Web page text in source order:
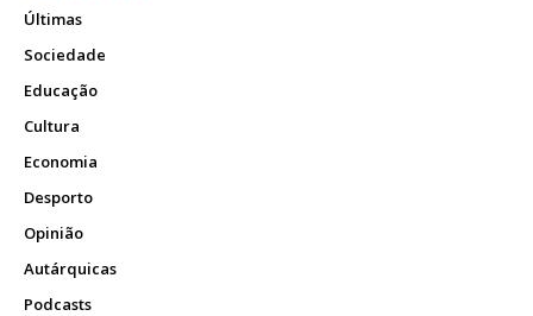
Últimas
Sociedade
Educação
Cultura
Economia
Desporto
Opinião
Autárquicas
Podcasts